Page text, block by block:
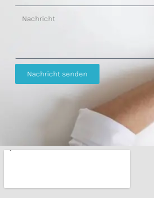
Nachricht senden